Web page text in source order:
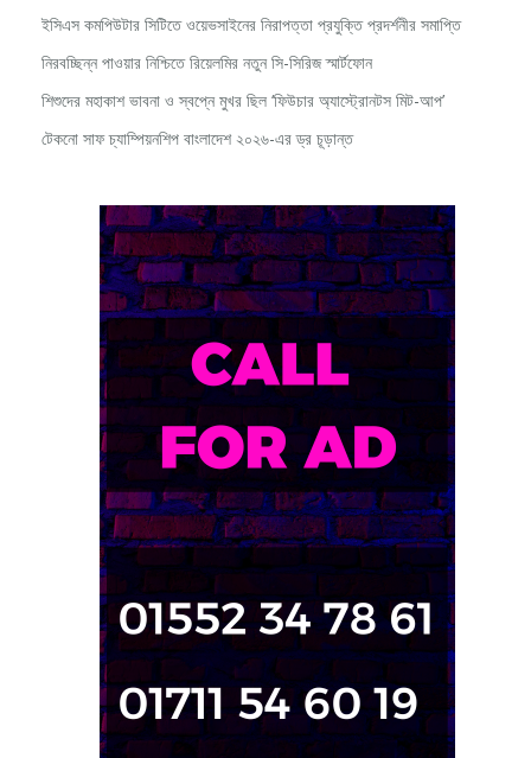
ইসিএস কমপিউটার সিটিতে ওয়েভসাইনের নিরাপত্তা প্রযুক্তি প্রদর্শনীর সমাপ্তি
নিরবচ্ছিন্ন পাওয়ার নিশ্চিতে রিয়েলমির নতুন সি-সিরিজ স্মার্টফোন
শিশুদের মহাকাশ ভাবনা ও স্বপ্নে মুখর ছিল ‘ফিউচার অ্যাস্ট্রোনটস মিট-আপ’
টেকনো সাফ চ্যাম্পিয়নশিপ বাংলাদেশ ২০২৬-এর ড্র চূড়ান্ত